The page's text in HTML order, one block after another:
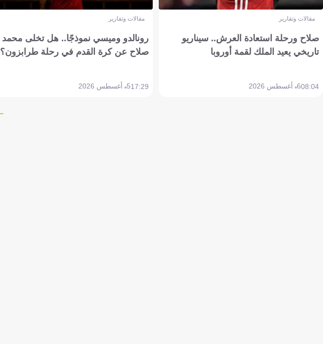
مقالات وتقارير
صلاح ورحلة استعادة العرش.. سيناريو
تاريخي يعيد الملك لقمة أوروبا
08:046 أغسطس 2026
مقالات وتقارير
رونالدو وميسي نموذجًا.. هل تخلى محمد
صلاح عن كرة القدم في رحلة طرابزون؟
17:295 أغسطس 2026